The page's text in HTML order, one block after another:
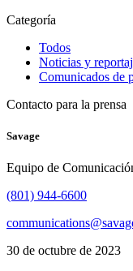
Categoría
Todos
Noticias y
Comunicados de
Contacto para la prensa
Savage
Equipo de
(801) 944-6600
30 de octubre de 2023